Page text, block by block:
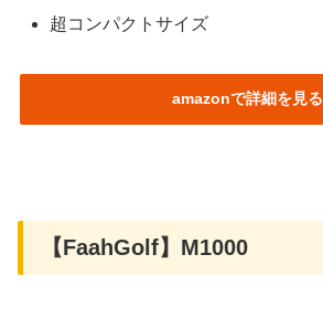
超コンパクトサイズ
amazonで詳細を見る
【FaahGolf】M1000